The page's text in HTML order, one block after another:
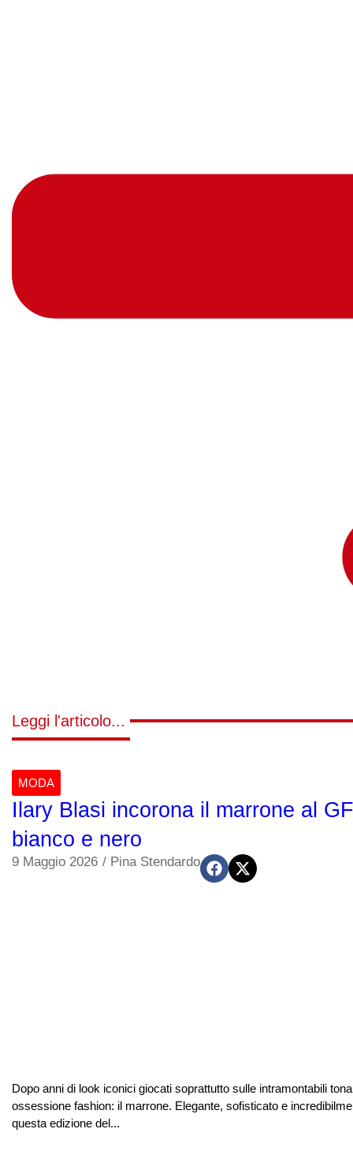
Leggi l'articolo...
MODA
Ilary Blasi incorona il marrone al
bianco e nero
9 Maggio 2026 / Pina Stendardo
Dopo anni di look iconici giocati soprattutto sulle intramontabili
ossessione fashion: il marrone. Elegante, sofisticato e
questa edizione del...